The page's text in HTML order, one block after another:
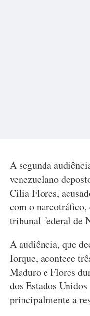
A segunda
venezuelano
Cilia Flores,
com o narcotráfico,
tribunal federal de
A audiência, que
Iorque, acontece
Maduro e Flores
dos Estados
principalmente a